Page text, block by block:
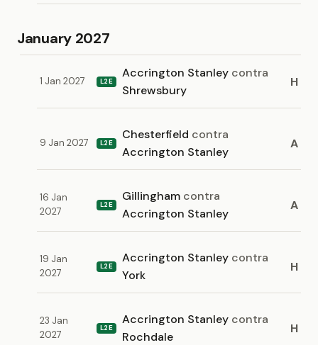
January 2027
1 Jan 2027 L2E
Accrington Stanley contra
Shrewsbury
H
9 Jan 2027 L2E
Chesterfield contra
Accrington Stanley
A
16 Jan
2027
L2E
Gillingham contra
Accrington Stanley
A
19 Jan
2027
L2E
Accrington Stanley contra
York
H
23 Jan
2027
L2E
Accrington Stanley contra
Rochdale
H